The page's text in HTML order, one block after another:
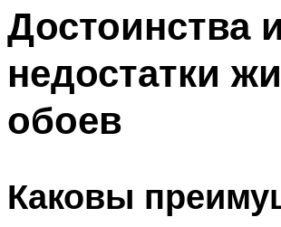
Достоинства и
недостатки
обоев
Каковы